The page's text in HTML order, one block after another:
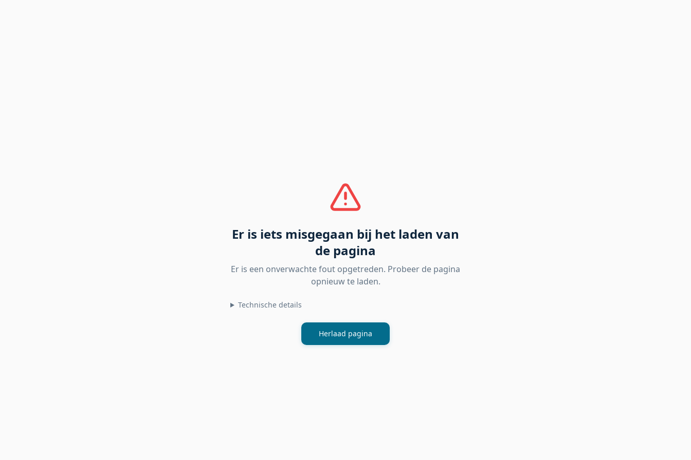
Er is iets misgegaan bij het laden van
de pagina
Er is een onverwachte fout opgetreden. Probeer de pagina
opnieuw te laden.
Technische details
Herlaad pagina